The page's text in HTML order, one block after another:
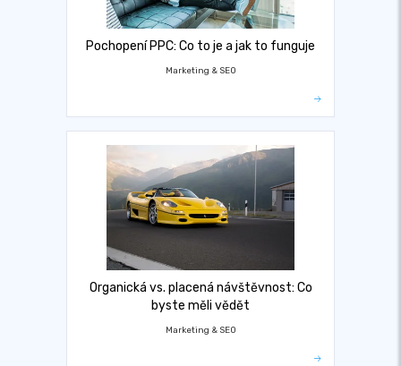
Pochopení PPC: Co to je a jak to funguje
Marketing & SEO
Organická vs. placená návštěvnost: Co
byste měli vědět
Marketing & SEO